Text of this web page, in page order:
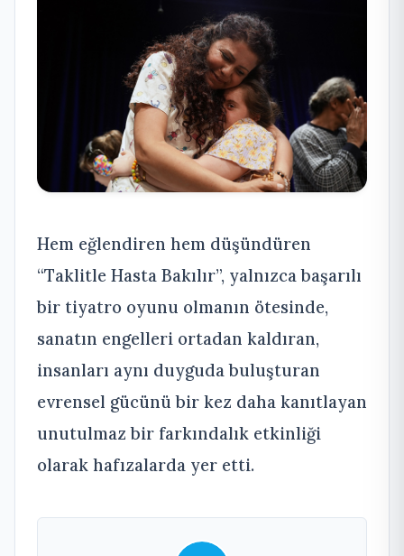
Hem eğlendiren hem düşündüren
“Taklitle Hasta Bakılır”, yalnızca başarılı
bir tiyatro oyunu olmanın ötesinde,
sanatın engelleri ortadan kaldıran,
insanları aynı duyguda buluşturan
evrensel gücünü bir kez daha kanıtlayan
unutulmaz bir farkındalık etkinliği
olarak hafızalarda yer etti.